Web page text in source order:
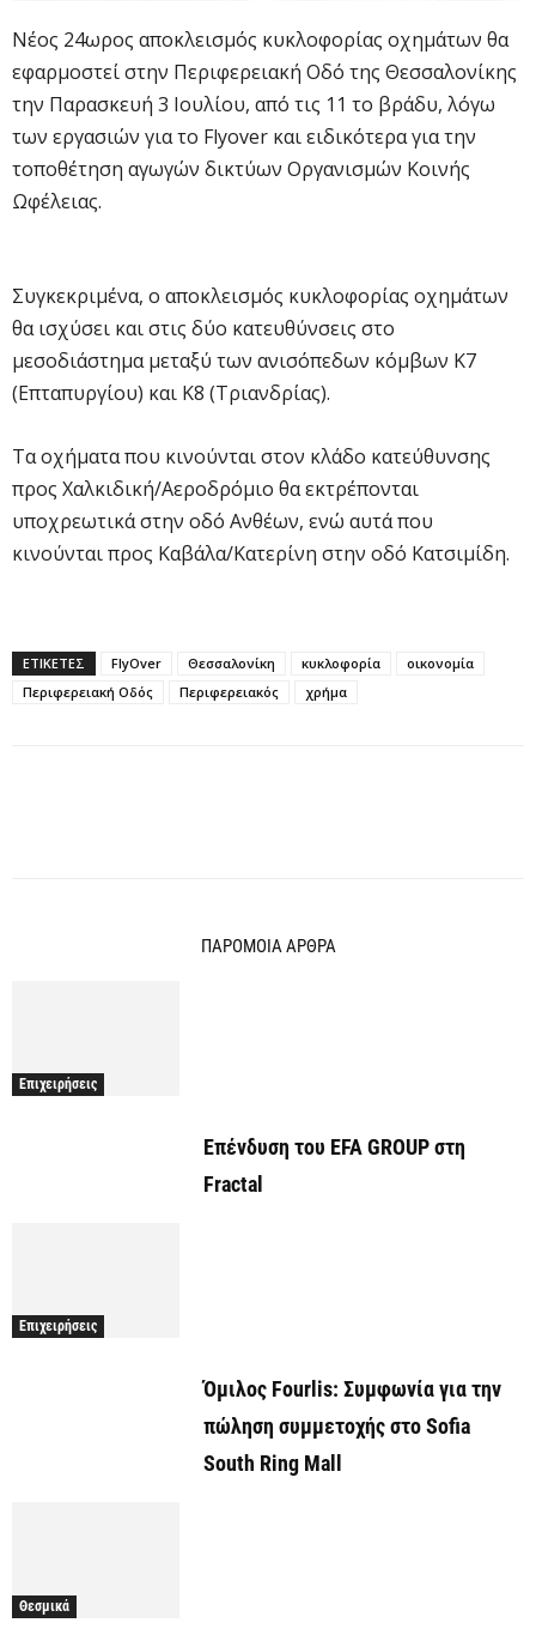
Νέος 24ωρος αποκλεισμός κυκλοφορίας οχημάτων θα
εφαρμοστεί στην Περιφερειακή Οδό της Θεσσαλονίκης
την Παρασκευή 3 Ιουλίου, από τις 11 το βράδυ, λόγω
των εργασιών για το Flyover και ειδικότερα για την
τοποθέτηση αγωγών δικτύων Οργανισμών Κοινής
Ωφέλειας.
Συγκεκριμένα, ο αποκλεισμός κυκλοφορίας οχημάτων
θα ισχύσει και στις δύο κατευθύνσεις στο
μεσοδιάστημα μεταξύ των ανισόπεδων κόμβων Κ7
(Επταπυργίου) και Κ8 (Τριανδρίας).
Τα οχήματα που κινούνται στον κλάδο κατεύθυνσης
προς Χαλκιδική/Αεροδρόμιο θα εκτρέπονται
υποχρεωτικά στην οδό Ανθέων, ενώ αυτά που
κινούνται προς Καβάλα/Κατερίνη στην οδό Κατσιμίδη.
ΕΤΙΚΕΤΕΣ FlyOver Θεσσαλονίκη κυκλοφορία
οικονομία
Περιφερειακή Οδός
Περιφερειακός χρήμα
ΠΑΡΟΜΟΙΑ ΑΡΘΡΑ
Επιχειρήσεις
Επένδυση του EFA GROUP στη
Fractal
Επιχειρήσεις
Όμιλος Fourlis: Συμφωνία για την
πώληση συμμετοχής στο Sofia
South Ring Mall
Θεσμικά